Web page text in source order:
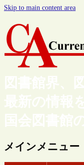
Skip to main content area
図書館界、
最新の情報
国会図書館
メインメニュー